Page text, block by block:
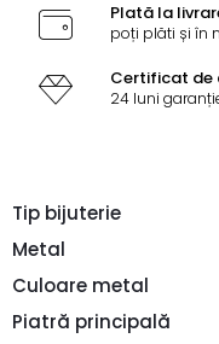
Tip bijuterie
Metal
Culoare metal
Piatră principală
Plată la
poți plăti și în
Certificat
24 luni